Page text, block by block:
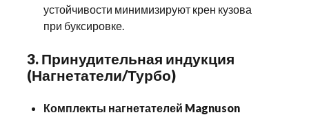
устойчивости минимизируют крен кузова
при буксировке.
3. Принудительная индукция
(Нагнетатели/Турбо)
Комплекты нагнетателей Magnuson